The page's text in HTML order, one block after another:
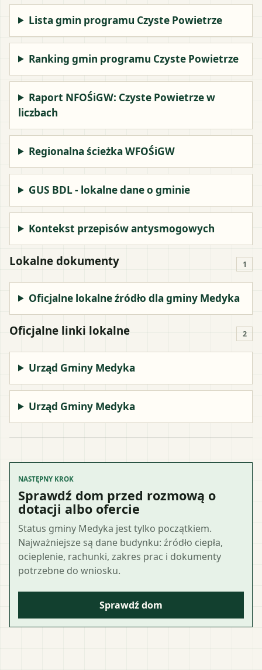
Lista gmin programu Czyste Powietrze
Ranking gmin programu Czyste Powietrze
Raport NFOŚiGW: Czyste Powietrze w
liczbach
Regionalna ścieżka WFOŚiGW
GUS BDL - lokalne dane o gminie
Kontekst przepisów antysmogowych
Lokalne dokumenty 1
Oficjalne lokalne źródło dla gminy Medyka
Oficjalne linki lokalne 2
Urząd Gminy Medyka
Urząd Gminy Medyka
NASTĘPNY KROK
Sprawdź dom przed rozmową o
dotacji albo ofercie
Status gminy Medyka jest tylko początkiem.
Najważniejsze są dane budynku: źródło ciepła,
ocieplenie, rachunki, zakres prac i dokumenty
potrzebne do wniosku.
Sprawdź dom